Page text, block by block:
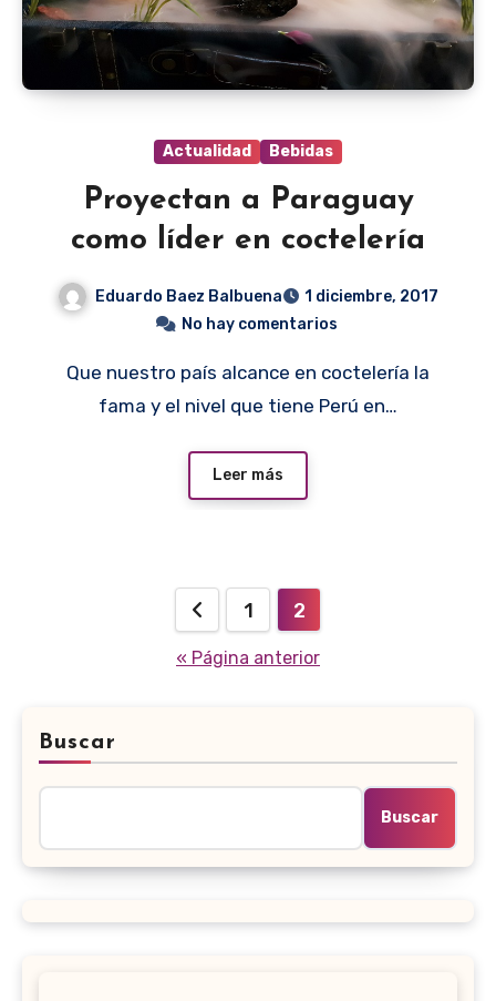
Actualidad Bebidas
Proyectan a Paraguay
como líder en coctelería
Eduardo Baez Balbuena
1 diciembre, 2017
No hay comentarios
Que nuestro país alcance en coctelería la
fama y el nivel que tiene Perú en…
Leer más
Paginación
1 2
« Página anterior
Buscar
Buscar